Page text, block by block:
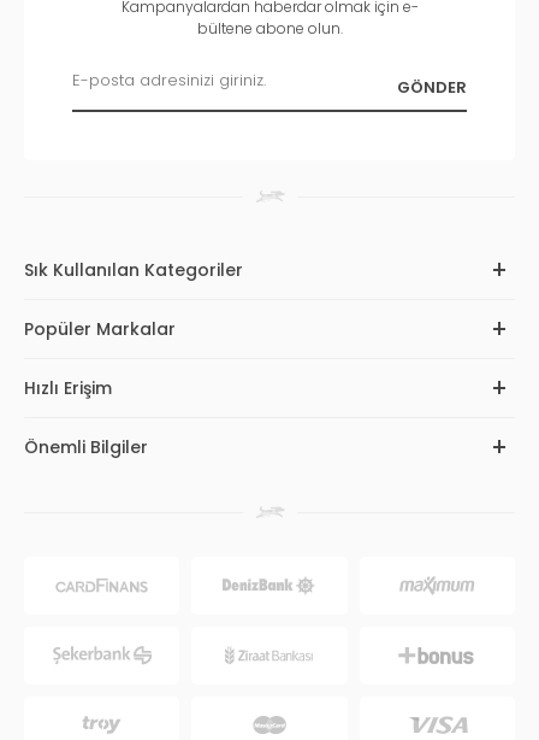
Kampanyalardan haberdar olmak için e-
bültene abone olun.
Sık Kullanılan Kategoriler
Popüler Markalar
Hızlı Erişim
Önemli Bilgiler